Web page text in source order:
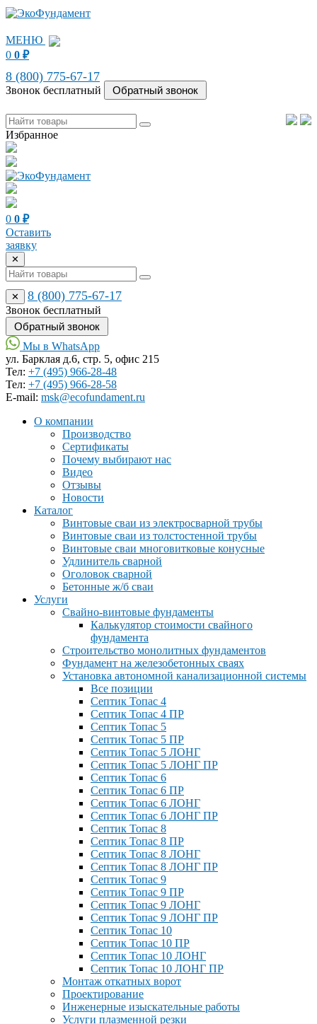
МЕНЮ
0 0 ₽
8 (800) 775-67-17
Звонок бесплатный
Избранное
0 0 ₽
Оставить
заявку
✕
✕ 8 (800) 775-67-17
Звонок бесплатный
Мы в WhatsApp
ул. Барклая д.6, стр. 5, офис 215
Тел: +7 (495) 966-28-48
Тел: +7 (495) 966-28-58
Е-mail: msk@ecofundament.ru
О компании
Производство
Сертификаты
Почему выбирают нас
Видео
Отзывы
Новости
Каталог
Винтовые сваи из электросварной трубы
Винтовые сваи из толстостенной трубы
Винтовые сваи многовитковые конусные
Удлинитель сварной
Оголовок сварной
Бетонные ж/б сваи
Услуги
Свайно-винтовые фундаменты
Калькулятор стоимости свайного
фундамента
Строительство монолитных фундаментов
Фундамент на железобетонных сваях
Установка автономной канализационной системы
Все позиции
Септик Топас 4
Септик Топас 4 ПР
Септик Топас 5
Септик Топас 5 ПР
Септик Топас 5 ЛОНГ
Септик Топас 5 ЛОНГ ПР
Септик Топас 6
Септик Топас 6 ПР
Септик Топас 6 ЛОНГ
Септик Топас 6 ЛОНГ ПР
Септик Топас 8
Септик Топас 8 ПР
Септик Топас 8 ЛОНГ
Септик Топас 8 ЛОНГ ПР
Септик Топас 9
Септик Топас 9 ПР
Септик Топас 9 ЛОНГ
Септик Топас 9 ЛОНГ ПР
Септик Топас 10
Септик Топас 10 ПР
Септик Топас 10 ЛОНГ
Септик Топас 10 ЛОНГ ПР
Монтаж откатных ворот
Проектирование
Инженерные изыскательные работы
Услуги плазменной резки